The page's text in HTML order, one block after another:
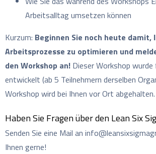
Arbeitsalltag umsetzen können
Kurzum: Beginnen Sie noch heute damit,
Arbeitsprozesse zu optimieren und
den Workshop an! Dieser Workshop wurde
entwickelt (ab 5 Teilnehmern derselben
Workshop wird bei Ihnen vor Ort abgehalten.
Haben Sie Fragen über den Lean Six
Senden Sie eine Mail an
Ihnen gerne!